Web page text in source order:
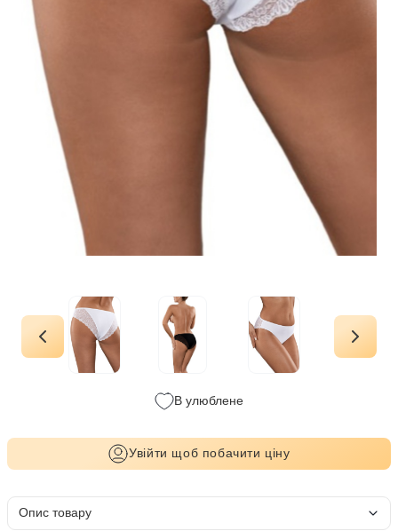
В улюблене
Увійти щоб побачити ціну
Опис товару